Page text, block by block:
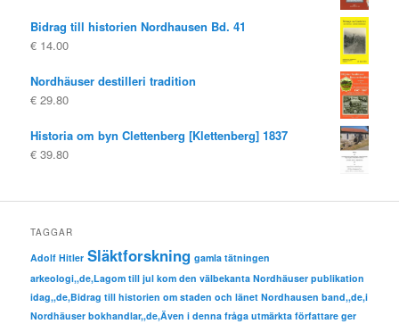
Bidrag till historien Nordhausen Bd. 41
€ 14.00
Nordhäuser destilleri tradition
€ 29.80
Historia om byn Clettenberg [Klettenberg] 1837
€ 39.80
TAGGAR
Adolf Hitler Släktforskning gamla tätningen
arkeologi,,de,Lagom till jul kom den välbekanta Nordhäuser publikation
idag,,de,Bidrag till historien om staden och länet Nordhausen band,,de,i
Nordhäuser bokhandlar,,de,Även i denna fråga utmärkta författare ger